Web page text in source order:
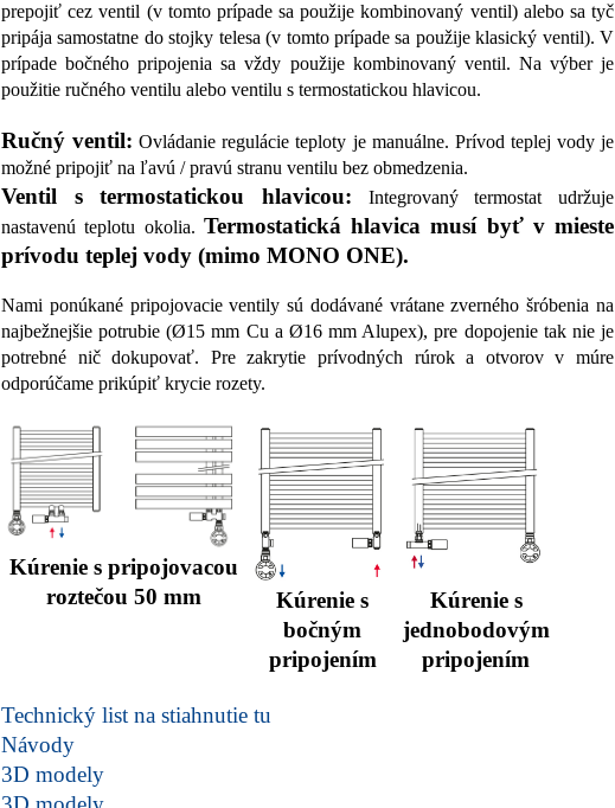
prepojiť cez ventil (v tomto prípade sa použije kombinovaný ventil) alebo sa tyč
pripája samostatne do stojky telesa (v tomto prípade sa použije klasický ventil). V
prípade bočného pripojenia sa vždy použije kombinovaný ventil. Na výber je
použitie ručného ventilu alebo ventilu s termostatickou hlavicou.
Ručný ventil: Ovládanie regulácie teploty je manuálne. Prívod teplej vody je
možné pripojiť na ľavú / pravú stranu ventilu bez obmedzenia.
Ventil s termostatickou hlavicou: Integrovaný termostat udržuje
nastavenú teplotu okolia. Termostatická hlavica musí byť v mieste
prívodu teplej vody (mimo MONO ONE).
Nami ponúkané pripojovacie ventily sú dodávané vrátane zverného šróbenia na
najbežnejšie potrubie (Ø15 mm Cu a Ø16 mm Alupex), pre dopojenie tak nie je
potrebné nič dokupovať. Pre zakrytie prívodných rúrok a otvorov v múre
odporúčame prikúpiť krycie rozety.
Kúrenie s pripojovacou
roztečou 50 mm
Kúrenie s
bočným
pripojením
Kúrenie s
jednobodovým
pripojením
Technický list na stiahnutie tu
Návody
3D modely